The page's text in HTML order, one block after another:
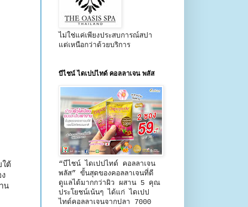
ต้
น
ไม่ใช่แค่เพียงประสบการณ์สปา
แต่เหนือกว่าด้วยบริการ
บีไชน์ ไดเปปไทด์ คอลลาเจน พลัส
“บีไชน์ ไดเปปไทด์ คอลลาเจน
พลัส” ขั้นสุดของคอลลาเจนที่ดี
ดูแลได้มากกว่าผิว ผสาน 5 คุณ
ประโยชน์เน้นๆ ได้แก่ ไดเปป
ไทด์คอลลาเจนจากปลา 7000